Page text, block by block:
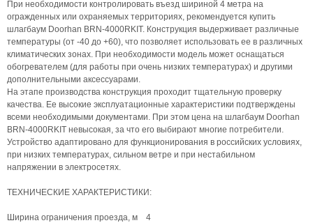
При необходимости контролировать въезд шириной 4 метра на
огражденных или охраняемых территориях, рекомендуется купить
шлагбаум Doorhan BRN-4000RKIT. Конструкция выдерживает различные
температуры (от -40 до +60), что позволяет использовать ее в различных
климатических зонах. При необходимости модель может оснащаться
обогревателем (для работы при очень низких температурах) и другими
дополнительными аксессуарами.
На этапе производства конструкция проходит тщательную проверку
качества. Ее высокие эксплуатационные характеристики подтверждены
всеми необходимыми документами. При этом цена на шлагбаум Doorhan
BRN-4000RKIT невысокая, за что его выбирают многие потребители.
Устройство адаптировано для функционирования в российских условиях,
при низких температурах, сильном ветре и при нестабильном
напряжении в электросетях.
ТЕХНИЧЕСКИЕ ХАРАКТЕРИСТИКИ:
Ширина ограничения проезда, м 4